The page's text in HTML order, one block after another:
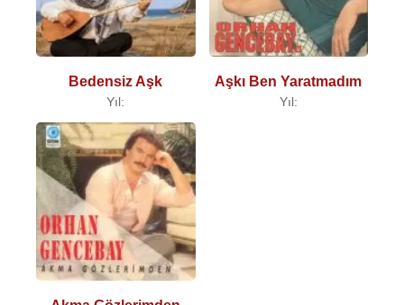
Bedensiz Aşk
Yıl:
Aşkı Ben Yaratmadım
Yıl: